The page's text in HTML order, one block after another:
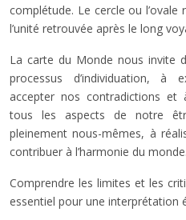
complétude. Le cercle ou
l’unité retrouvée après le long
La carte du Monde nous invite
processus d’individuation, à
accepter nos contradictions et
tous les aspects de notre
pleinement nous-mêmes, à
contribuer à l’harmonie du monde.
Comprendre les limites et les
essentiel pour une interprétation